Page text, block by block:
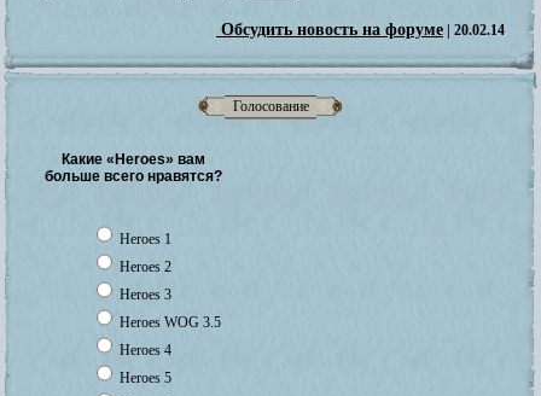
Голосование
Какие «Heroes» вам
больше всего нравятся?
Heroes 1
Heroes 2
Heroes 3
Heroes WOG 3.5
Heroes 4
Heroes 5
Обсудить новость на форуме | 20.02.14